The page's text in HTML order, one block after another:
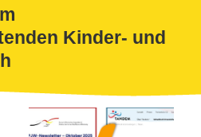
Kinder- und